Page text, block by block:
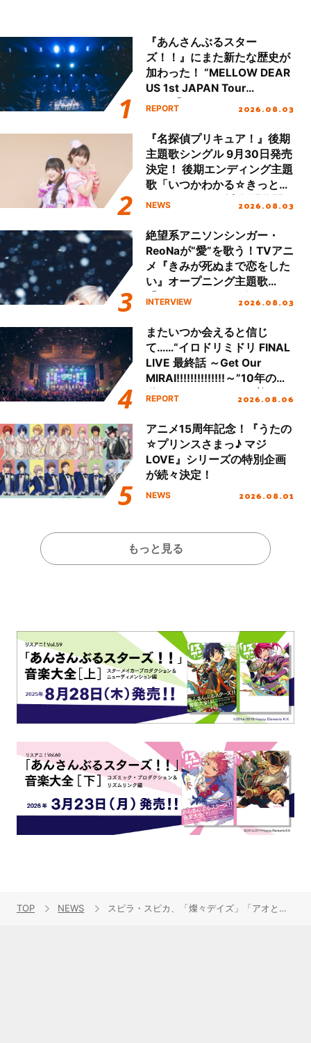
『あんさんぶるスター
ズ！！』にまた新たな歴史が
加わった！ “MELLOW DEAR
US 1st JAPAN Tour
Final「NICE to meet YOU
ート!!
REPORT 2026.08.03
『名探偵プリキュア！』後期
主題歌シングル 9月30日発売
決定！ 後期エンディング主題
歌「いつかわかる☆きっとあ
える」TVサイズ先行配信開
NEWS 2026.08.03
絶望系アニソンシンガー・
ReoNaが“愛”を歌う！TVアニ
メ『きみが死ぬまで恋をした
い』オープニング主題歌
「Amore」インタビュー
INTERVIEW 2026.08.03
またいつか会えると信じ
て……“イロドリミドリ FINAL
LIVE 最終話 ～Get Our
MIRAI!!!!!!!!!!!!!!～”10年の活
動を経てファイナルを迎える
REPORT 2026.08.06
アニメ15周年記念！『うたの
☆プリンスさまっ♪ マジ
LOVE』シリーズの特別企画
が続々決定！
NEWS 2026.08.01
もっと見る
TOP NEWS スピラ・スピカ、「燦々デイズ」「アオとキラメキ」の「THE FIRST TAKE」音源が9月6日配信決定！さらに「アオとキラメキ」Web限定「幹葉おしゃべりver.」のMVが公開！